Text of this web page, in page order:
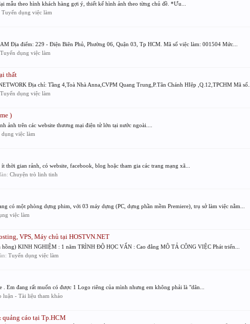
mẫu theo hình khách hàng gợi ý, thiết kế hình ảnh theo từng chủ đề. *Ưu...
Tuyển dụng việc làm
điểm: 229 - Điện Biên Phủ, Phường 06, Quận 03, Tp HCM. Mã số việc làm: 001504 Mức...
Tuyển dụng việc làm
thất
Địa chỉ: Tầng 4,Toà Nhà Anna,CVPM Quang Trung,P.Tân Chánh HIệp ,Q.12,TPCHM Mã số...
Tuyển dụng việc làm
)
trên các website thương mại điện tử lớn tại nước ngoài....
dụng việc làm
gian rảnh, có website, facebook, blog hoặc tham gia các trang mạng xã...
Chuyện trò linh tinh
một phòng dựng phim, với 03 máy dựng (PC, dựng phần mềm Premiere), trụ sở làm việc nằm...
việc làm
VPS, Máy chủ tại HOSTVN.NET
KINH NGHIỆM : 1 năm TRÌNH ĐỘ HỌC VẤN : Cao đẳng MÔ TẢ CÔNG VIỆC Phát triển...
Tuyển dụng việc làm
Em đang rất muốn có được 1 Logo riêng của mình nhưng em không phải là "dân...
luận - Tài liệu tham khảo
cáo tại Tp.HCM